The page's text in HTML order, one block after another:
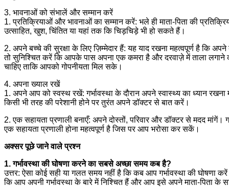
3. भावनाओं को संभालें और सम्मान करें
1. प्रतिक्रियाओं और भावनाओं का सम्मान करें: भले ही माता-पिता की
उत्साहित, खुश, चिंतित या यहां तक कि चिड़चिड़े भी हो सकते हैं।
2. अपने बच्चे की सुरक्षा के लिए ज़िम्मेदार हैं: यह याद रखना महत्वपूर्ण है कि
तो सुनिश्चित करें कि आपके पास अपना एक कमरा है और दरवाज़े में ताला लगाने
चाहिए ताकि आपको गोपनीयता मिल सके।
4. अपना ख्याल रखें
1. अपने आप को स्वस्थ रखें: गर्भावस्था के दौरान अपने स्वास्थ्य का ध्यान
किसी भी तरह की परेशानी होने पर तुरंत अपने डॉक्टर से बात करें।
2. एक सहायता प्रणाली बनाएँ: अपने दोस्तों, परिवार और डॉक्टर से मदद
एक सहायता प्रणाली होना महत्वपूर्ण है जिस पर आप भरोसा कर सकें।
अक्सर पूछे जाने वाले प्रश्न
1. गर्भावस्था की घोषणा करने का सबसे अच्छा समय कब है?
उत्तर: ऐसा कोई सही या गलत समय नहीं है कि कब आप गर्भावस्था की
कि आप अपनी गर्भावस्था के बारे में निश्चित हैं और आप इसे अपने माता-पिता के